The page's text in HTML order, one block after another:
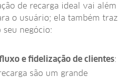
de recarga ideal vai além
o usuário; ela também traz
negócio:
e fidelização de clientes:
são um grande